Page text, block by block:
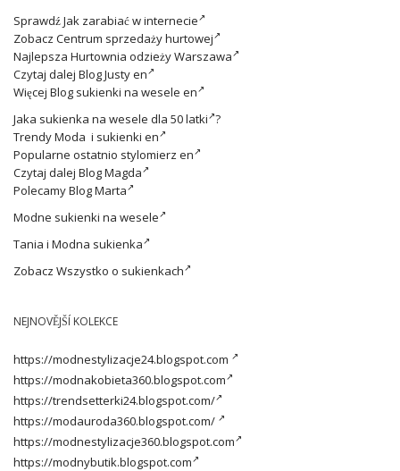
SprawdźJak zarabiać w internecie
Zobacz Centrum sprzedaży hurtowej
Najlepsza Hurtownia odzieży Warszawa
Czytaj dalej Blog Justy en
Więcej Blog sukienki na wesele en
Jaka sukienka na wesele dla 50 latki ?
TrendyModa i sukienki en
Popularne ostatnio stylomierz en
Czytaj dalej Blog Magda
PolecamyBlog Marta
Modne sukienki na wesele
Tania i Modna sukienka
Zobacz Wszystko o sukienkach
NEJNOVĚJŠÍ KOLEKCE
https://modnestylizacje24.blogspot.com
https://modnakobieta360.blogspot.com
https://trendsetterki24.blogspot.com/
https://modauroda360.blogspot.com/
https://modnestylizacje360.blogspot.com
https://modnybutik.blogspot.com